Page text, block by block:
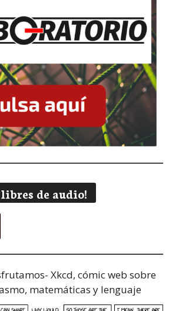
de audio!
Xkcd, cómic web sobre
matemáticas y lenguaje